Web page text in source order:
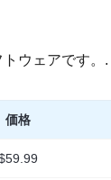
ウェアです。.
価格